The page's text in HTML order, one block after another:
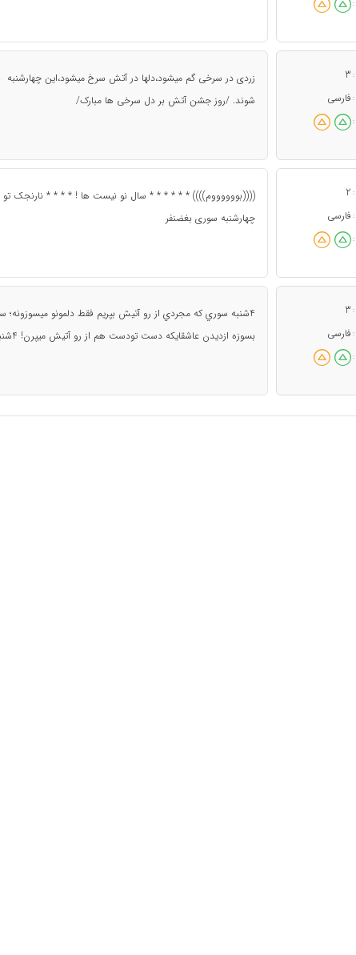
:
:
3
: فارسی
:
زردی در سرخی گم میشود،دلها در آتش سرخ میشود،این چهارشنبه
شوند. /روز جشن آتش بر دل سرخی ها مبارک/
:
2
: فارسی
:
((((بووووووم)))) * * * * * * سال نو نیست ها ! * * * * نارنجک تو
چهارشنبه سوری بغضنفر
:
3
: فارسی
:
4شنبه سوري كه مجردي از رو آتيش بپريم فقط دلمونو ميسوزونه؛
بسوزه ازديدن عاشقايكه دست تودست هم از رو آتيش ميپرن! 4شنبه سوري مبارك دلسوخته ها